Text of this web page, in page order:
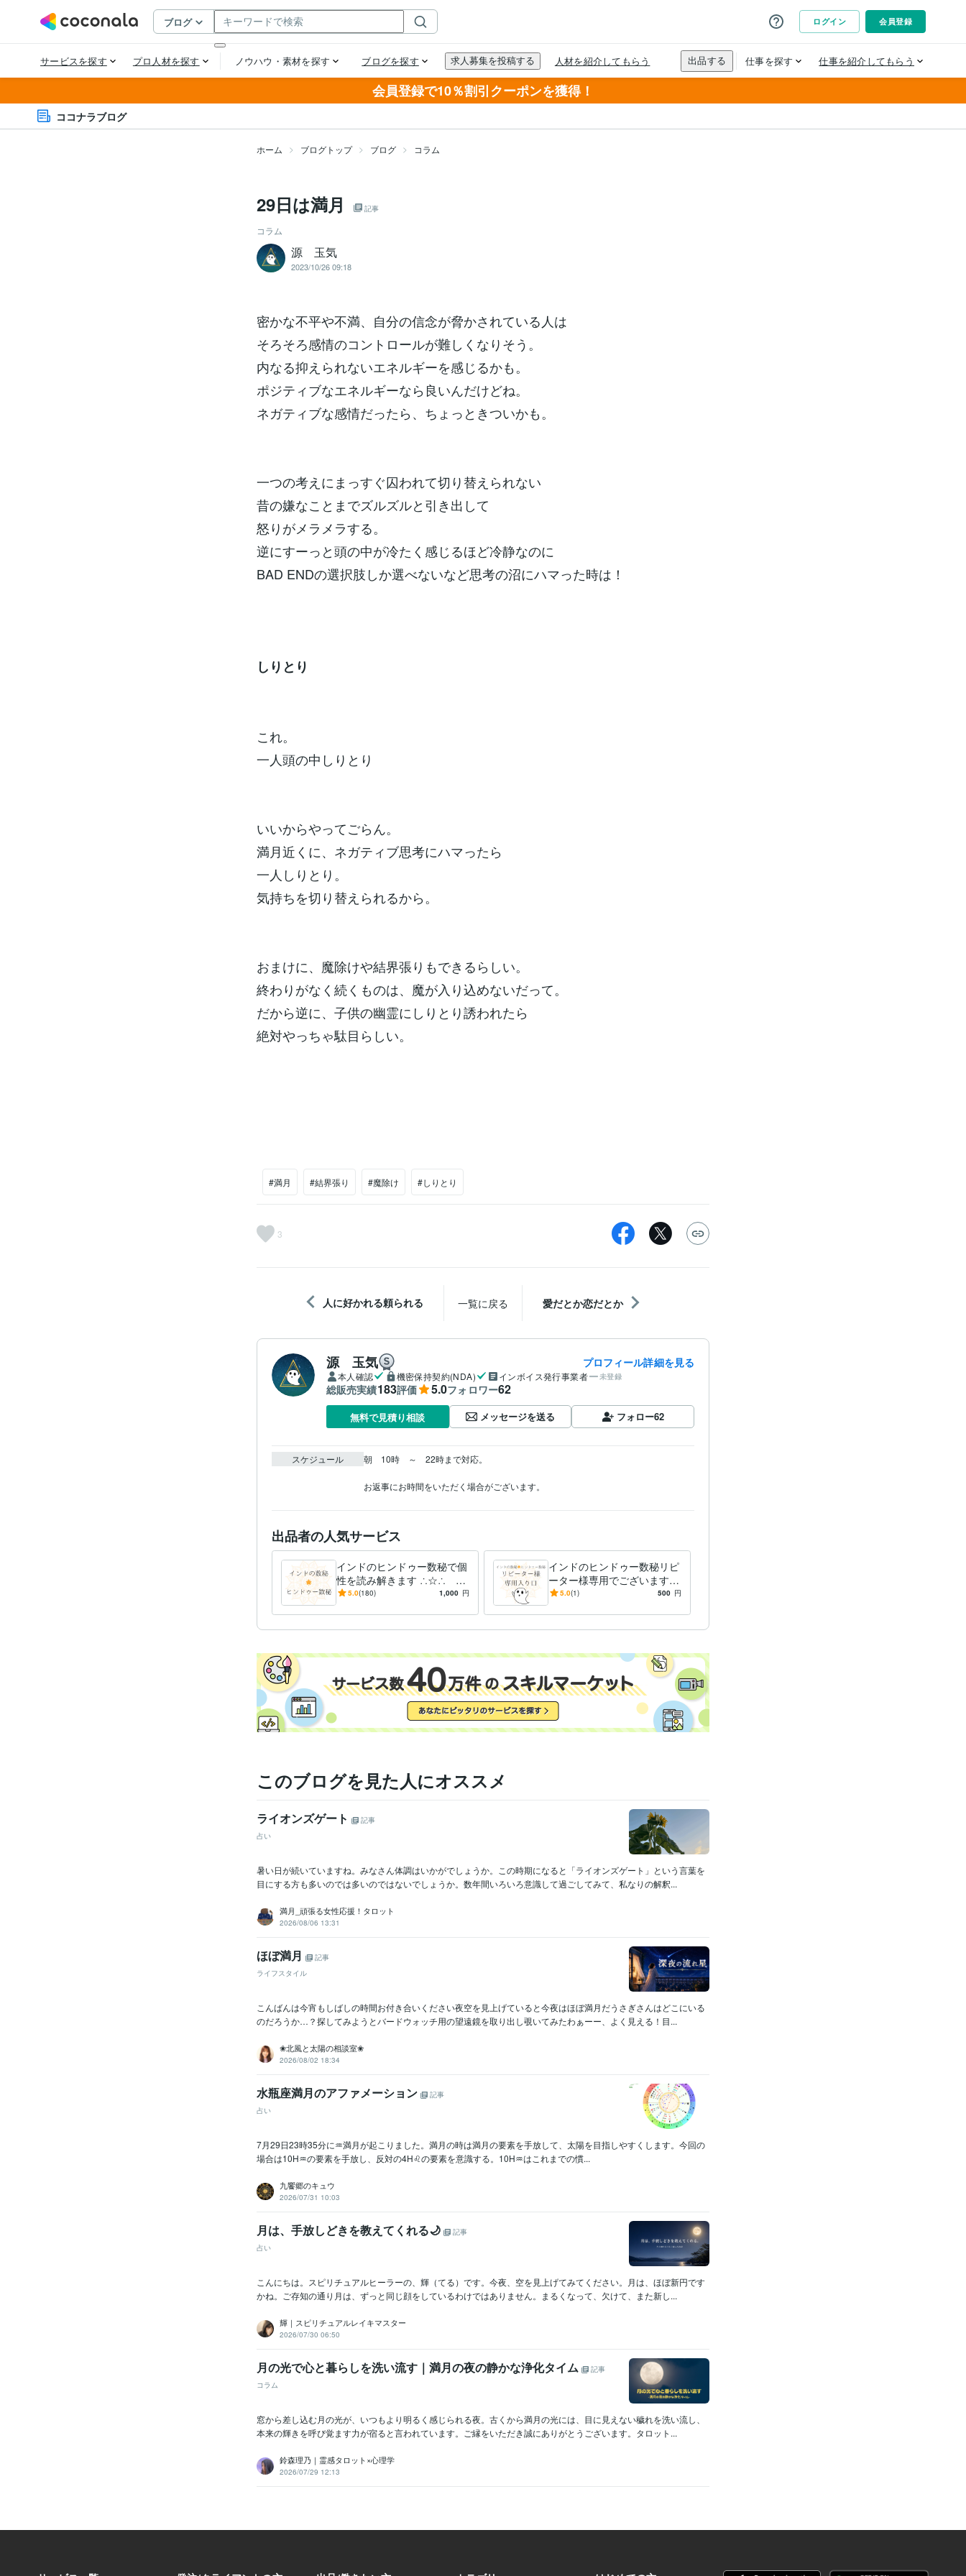
会員登録で10％割引クーポンを獲得！
ココナラブログ
ホーム ブログトップ ブログ コラム
29日は満月 記事
コラム
源 玉気
2023/10/26 09:18
密かな不平や不満、自分の信念が脅かされている人は
そろそろ感情のコントロールが難しくなりそう。
内なる抑えられないエネルギーを感じるかも。
ポジティブなエネルギーなら良いんだけどね。
ネガティブな感情だったら、ちょっときついかも。
一つの考えにまっすぐ囚われて切り替えられない
昔の嫌なことまでズルズルと引き出して
怒りがメラメラする。
逆にすーっと頭の中が冷たく感じるほど冷静なのに
BAD ENDの選択肢しか選べないなど思考の沼にハマった時は！
しりとり
これ。
一人頭の中しりとり
いいからやってごらん。
満月近くに、ネガティブ思考にハマったら
一人しりとり。
気持ちを切り替えられるから。
おまけに、魔除けや結界張りもできるらしい。
終わりがなく続くものは、魔が入り込めないだって。
だから逆に、子供の幽霊にしりとり誘われたら
絶対やっちゃ駄目らしい。
#満月 #結界張り #魔除け #しりとり
3
人に好かれる頼られる 一覧に戻る 愛だとか恋だとか
源 玉気 プロフィール詳細を見る
本人確認 機密保持契約(NDA) インボイス発行事業者 未登録
総販売実績183評価 5.0フォロワー62
無料で見積り相談 メッセージを送る フォロー62
スケジュール 朝　10時　～　22時まで対応。
お返事にお時間をいただく場合がございます。
出品者の人気サービス
インドのヒンドゥー数秘で個
性を読み解きます ∴☆∴ 人
は２つの星を持つ ∴☆∴
5.0(180) 1,000 円
インドのヒンドゥー数秘リピ
ーター様専用でございます ※
※※ リピーター様専用 ※※※
5.0(1) 500 円
このブログを見た人にオススメ
ライオンズゲート
記事
占い
暑い日が続いていますね。みなさん体調はいかがでしょうか。この時期になると「ライオンズゲート」という言葉を
目にする方も多いのでは多いのではないでしょうか。数年間いろいろ意識して過ごしてみて、私なりの解釈...
満月_頑張る女性応援！タロット
2026/08/06 13:31
ほぼ満月
記事
ライフスタイル
こんばんは今宵もしばしの時間お付き合いください夜空を見上げていると今夜はほぼ満月だうさぎさんはどこにいる
のだろうか…？探してみようとバードウォッチ用の望遠鏡を取り出し覗いてみたわぁーー、よく見える！目...
❀北風と太陽の相談室❀
2026/08/02 18:34
水瓶座満月のアファメーション
記事
占い
7月29日23時35分に♒️満月が起こりました。満月の時は満月の要素を手放して、太陽を目指しやすくします。今回の
場合は10H♒️の要素を手放し、反対の4H♌️の要素を意識する。10H♒️はこれまでの慣...
九饗郷のキュウ
2026/07/31 10:03
月は、手放しどきを教えてくれる🌙
記事
占い
こんにちは。スピリチュアルヒーラーの、輝（てる）です。今夜、空を見上げてみてください。月は、ほぼ新円です
かね。ご存知の通り月は、ずっと同じ顔をしているわけではありません。まるくなって、欠けて、また新し...
輝｜スピリチュアルレイキマスター
2026/07/30 06:50
月の光で心と暮らしを洗い流す｜満月の夜の静かな浄化タイム
記事
コラム
窓から差し込む月の光が、いつもより明るく感じられる夜。古くから満月の光には、目に見えない穢れを洗い流し、
本来の輝きを呼び覚ます力が宿ると言われています。ご縁をいただき誠にありがとうございます。タロット...
鈴森理乃｜霊感タロット×心理学
2026/07/29 12:13